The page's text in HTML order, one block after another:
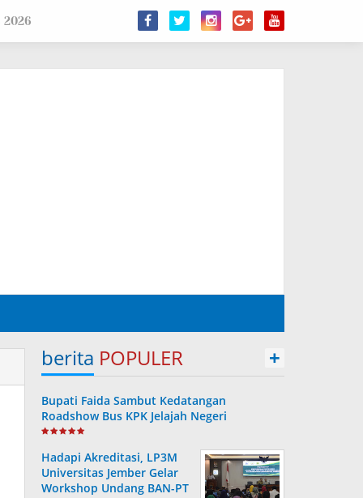
2026
berita POPULER +
Bupati Faida Sambut Kedatangan
Roadshow Bus KPK Jelajah Negeri
Hadapi Akreditasi, LP3M
Universitas Jember Gelar
Workshop Undang BAN-PT